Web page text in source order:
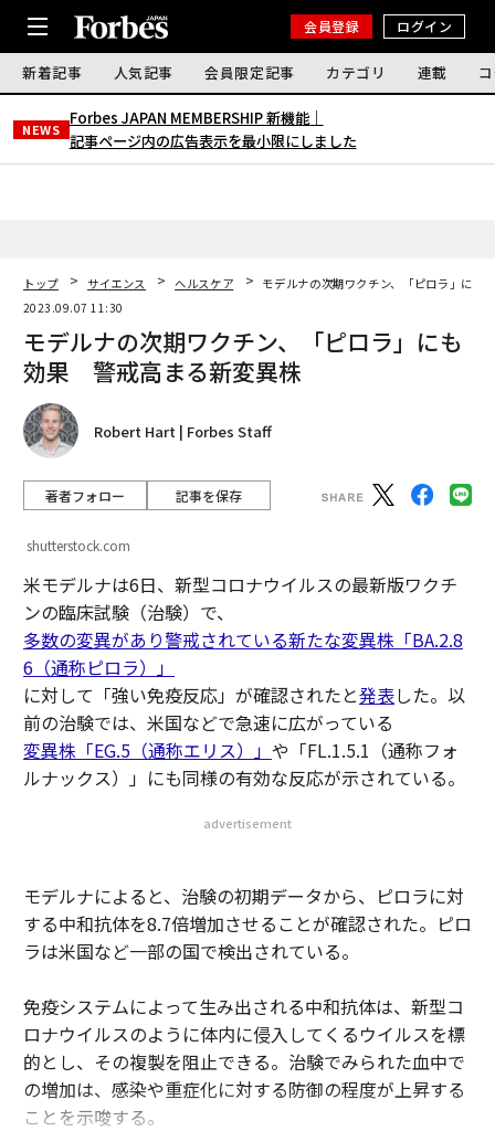
会員登録 ログイン
新着記事 人気記事 会員限定記事 カテゴリ 連載
NEWS
Forbes JAPAN MEMBERSHIP 新機能｜
記事ページ内の広告表示を最小限にしました
トップ サイエンス ヘルスケア
モデルナの次期ワクチン、「ピロラ」に
2023.09.07 11:30
モデルナの次期ワクチン、「ピロラ」にも
効果 警戒高まる新変異株
Robert Hart | Forbes Staff
著者フォロー 記事を保存
shutterstock.com
米モデルナは6日、新型コロナウイルスの最新版ワクチ
ンの臨床試験（治験）で、
多数の変異があり警戒されている新たな変異株「BA.2.8
6（通称ピロラ）」
に対して「強い免疫反応」が確認されたと発表した。以
前の治験では、米国などで急速に広がっている
変異株「EG.5（通称エリス）」 や「FL.1.5.1（通称フォ
ルナックス）」にも同様の有効な反応が示されている。
advertisement
モデルナによると、治験の初期データから、ピロラに対
する中和抗体を8.7倍増加させることが確認された。ピロ
ラは米国など一部の国で検出されている。
免疫システムによって生み出される中和抗体は、新型コ
ロナウイルスのように体内に侵入してくるウイルスを標
的とし、その複製を阻止できる。治験でみられた血中で
の増加は、感染や重症化に対する防御の程度が上昇する
ことを示唆する。